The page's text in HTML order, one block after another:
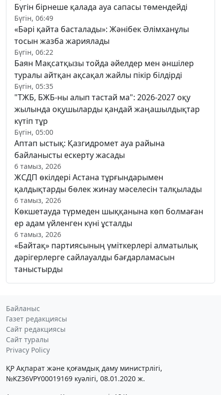
Бүгін бірнеше қалада ауа сапасы төмендейді
Бүгін, 06:49
«Бәрі қайта басталады»: Жәнібек Әлімханұлы
тосын жазба жариялады
Бүгін, 06:22
Баян Мақсатқызы тойда әйелдер мен әншілер
туралы айтқан ақсақал жайлы пікір білдірді
Бүгін, 05:35
"ТЖБ, БЖБ-ны алып тастай ма": 2026-2027 оқу
жылында оқушыларды қандай жаңашылдықтар
күтіп тұр
Бүгін, 05:00
Аптап ыстық: Қазгидромет ауа райына
байланысты ескерту жасады
6 тамыз, 2026
ЖСДП өкілдері Астана тұрғындарымен
қалдықтарды бөлек жинау мәселесін талқылады
6 тамыз, 2026
Көкшетауда түрмеден шыққанына көп болмаған
ер адам үйленген күні ұсталды
6 тамыз, 2026
«Байтақ» партиясының үміткерлері алматылық
дәрігерлерге сайлауалды бағдарламасын
таныстырды
Байланыс
Газет редакциясы
Сайт редакциясы
Сайт туралы
Privacy Policy
ҚР Ақпарат және қоғамдық даму министрлігі,
№KZ36VPY00019169 куәлігі, 08.01.2020 ж.